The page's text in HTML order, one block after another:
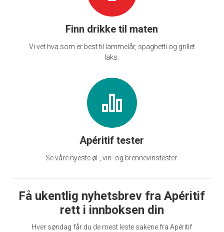
Finn drikke til maten
Vi vet hva som er best til lammelår, spaghetti og grillet
laks.
Apéritif tester
Se våre nyeste øl-, vin- og brennevinstester.
Få ukentlig nyhetsbrev fra Apéritif
rett i innboksen din
Hver søndag får du de mest leste sakene fra Apéritif